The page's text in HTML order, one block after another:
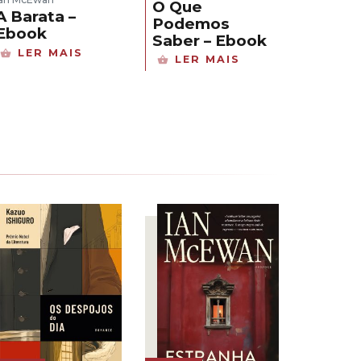
Barata –
LER MAIS
O Que
Podemos
Saber – Ebook
LER MAIS